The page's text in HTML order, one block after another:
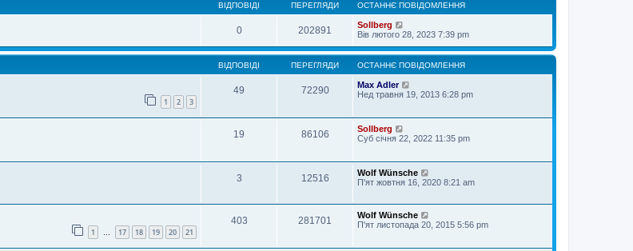
ВІДПОВІДІ ПЕРЕГЛЯДИ ОСТАННЄ ПОВІДОМЛЕННЯ
0 202891
Sollberg
Вів лютого 28, 2023 7:39 pm
ВІДПОВІДІ ПЕРЕГЛЯДИ ОСТАННЄ ПОВІДОМЛЕННЯ
1 2 3
49 72290
Max Adler
Нед травня 19, 2013 6:28 pm
19 86106
Sollberg
Суб січня 22, 2022 11:35 pm
3 12516
Wolf Wünsche
П'ят жовтня 16, 2020 8:21 am
1 … 17 18 19 20 21
403 281701
Wolf Wünsche
П'ят листопада 20, 2015 5:56 pm